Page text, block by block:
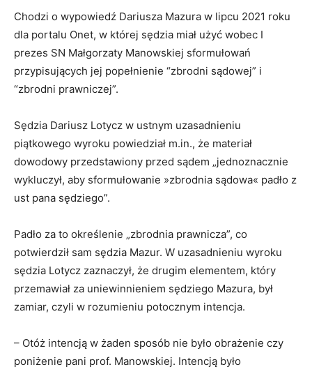
Chodzi o wypowiedź Dariusza Mazura w lipcu 2021 roku
dla portalu Onet, w której sędzia miał użyć wobec I
prezes SN Małgorzaty Manowskiej sformułowań
przypisujących jej popełnienie “zbrodni sądowej” i
“zbrodni prawniczej”.
Sędzia Dariusz Lotycz w ustnym uzasadnieniu
piątkowego wyroku powiedział m.in., że materiał
dowodowy przedstawiony przed sądem „jednoznacznie
wykluczył, aby sformułowanie »zbrodnia sądowa« padło z
ust pana sędziego”.
Padło za to określenie „zbrodnia prawnicza”, co
potwierdził sam sędzia Mazur. W uzasadnieniu wyroku
sędzia Lotycz zaznaczył, że drugim elementem, który
przemawiał za uniewinnieniem sędziego Mazura, był
zamiar, czyli w rozumieniu potocznym intencja.
– Otóż intencją w żaden sposób nie było obrażenie czy
poniżenie pani prof. Manowskiej. Intencją było